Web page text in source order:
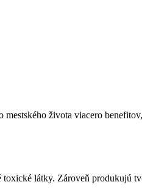
mestského života viacero
látky. Zároveň produkujú